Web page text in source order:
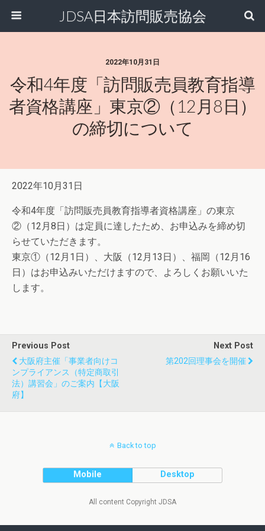
JDSA日本訪問販売協会
2022年10月31日
令和4年度「訪問販売員教育指導
者資格講座」東京②（12月8日）
の締切について
2022年10月31日
令和4年度「訪問販売員教育指導者資格講座」の東京
②（12月8日）は定員に達したため、お申込みを締め切
らせていただきます。
東京①（12月1日）、大阪（12月13日）、福岡（12月16
日）はお申込みいただけますので、よろしくお願いいた
します。
Previous Post
大阪府主催「事業者向けコ
ンプライアンス（特定商取引
法）講習会」のご案内【大阪
府】
Next Post
第202回理事会を開催
Back to top
Mobile Desktop
All content Copyright JDSA